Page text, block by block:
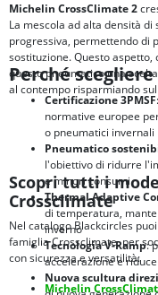
Michelin CrossClimate 2
La mescola ad alta densità
progressiva, permettendo di
sostituzione. Questo
questo pneumatico una
al contempo risparmiando
Perché
Certificazione 3PMSF
normative europee
o pneumatici invernali
Pneumatico
l'obiettivo di ridurre
e minori consumi
Thermal Adaptive
di temperatura,
inverno
Tecnologia V-Ramp:
accelerazione e
Nuova scultura
Scopri tutti i
Crossclimate
Nel catalogo Blackcircles
famiglia Crossclimate, per
con sicurezza e versatilità:
Michelin